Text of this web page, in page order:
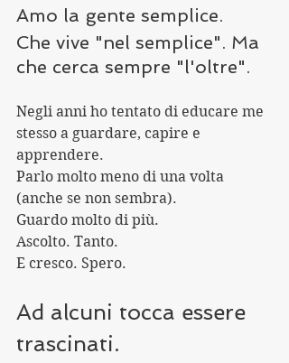
Amo la gente semplice.
Che vive "nel semplice". Ma
che cerca sempre "l'oltre".
Negli anni ho tentato di educare me
stesso a guardare, capire e
apprendere.
Parlo molto meno di una volta
(anche se non sembra).
Guardo molto di più.
Ascolto. Tanto.
E cresco. Spero.
Ad alcuni tocca essere
trascinati.